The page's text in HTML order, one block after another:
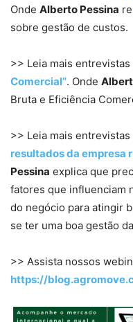
Onde Alberto Pessina
sobre gestão de custos.
>> Leia mais entrevistas
Comercial”. Onde
Bruta e Eficiência
>> Leia mais entrevistas
resultados da empresa
Pessina explica que
fatores que influenciam
do negócio para atingir
se ter uma boa gestão
>> Assista nossos
https://